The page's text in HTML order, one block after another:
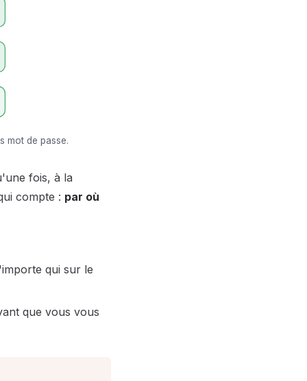
mot de passe.
fois, à la
compte : par où
qui sur le
que vous vous